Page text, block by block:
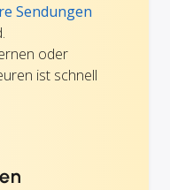
Sendungen
oder
ist schnell